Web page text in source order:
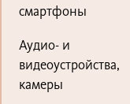
смартфоны
Аудио- и
видеоустройства,
камеры